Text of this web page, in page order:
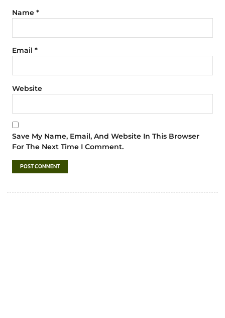
Name *
Email *
Website
Save My Name, Email, And Website In This Browser
For The Next Time I Comment.